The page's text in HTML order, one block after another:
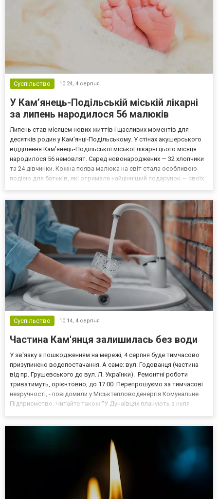
Суспільство 10:24, 4 серпня
У Кам’янець-Подільській міській лікарні
за липень народилося 56 малюків
Липень став місяцем нових життів і щасливих моментів для
десятків родин у Кам’янці-Подільському. У стінах акушерського
відділення Кам’янець-Подільської міської лікарні цього місяця
народилося 56 немовлят. Серед новонароджених — 32 хлопчики
та 24 дівчинки. Кожна поява малюка на світ стала особливою
подією для батьків, які отримали найцінніший подарунок — своїх
Суспільство 10:14, 4 серпня
Частина Кам'янця залишилась без води
У зв'язку з пошкодженням на мережі, 4 серпня буде тимчасово
призупинено водопостачання. А саме: вул. Годованця (частина
від пр. Грушевського до вул. Л. Українки). Ремонтні роботи
триватимуть, орієнтовно, до 17.00. Перепрошуємо за тимчасові
незручності, - повідомили у Міськтепловоденергія Комунальне
Підприємство. Читайте також:"У Дунаївцях планують з нуля